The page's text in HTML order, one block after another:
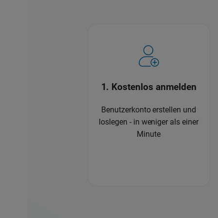
1. Kostenlos anmelden
Benutzerkonto erstellen und
loslegen - in weniger als einer
Minute